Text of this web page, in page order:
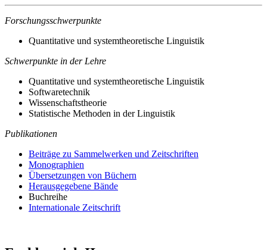
Forschungsschwerpunkte
Quantitative und systemtheoretische Linguistik
Schwerpunkte in der Lehre
Quantitative und systemtheoretische Linguistik
Softwaretechnik
Wissenschaftstheorie
Statistische Methoden in der Linguistik
Publikationen
Beiträge zu Sammelwerken und Zeitschriften
Monographien
Übersetzungen von Büchern
Herausgegebene Bände
Buchreihe
Internationale Zeitschrift